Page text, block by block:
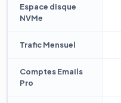
Espace disque
NVMe
Trafic Mensuel
Comptes Emails
Pro